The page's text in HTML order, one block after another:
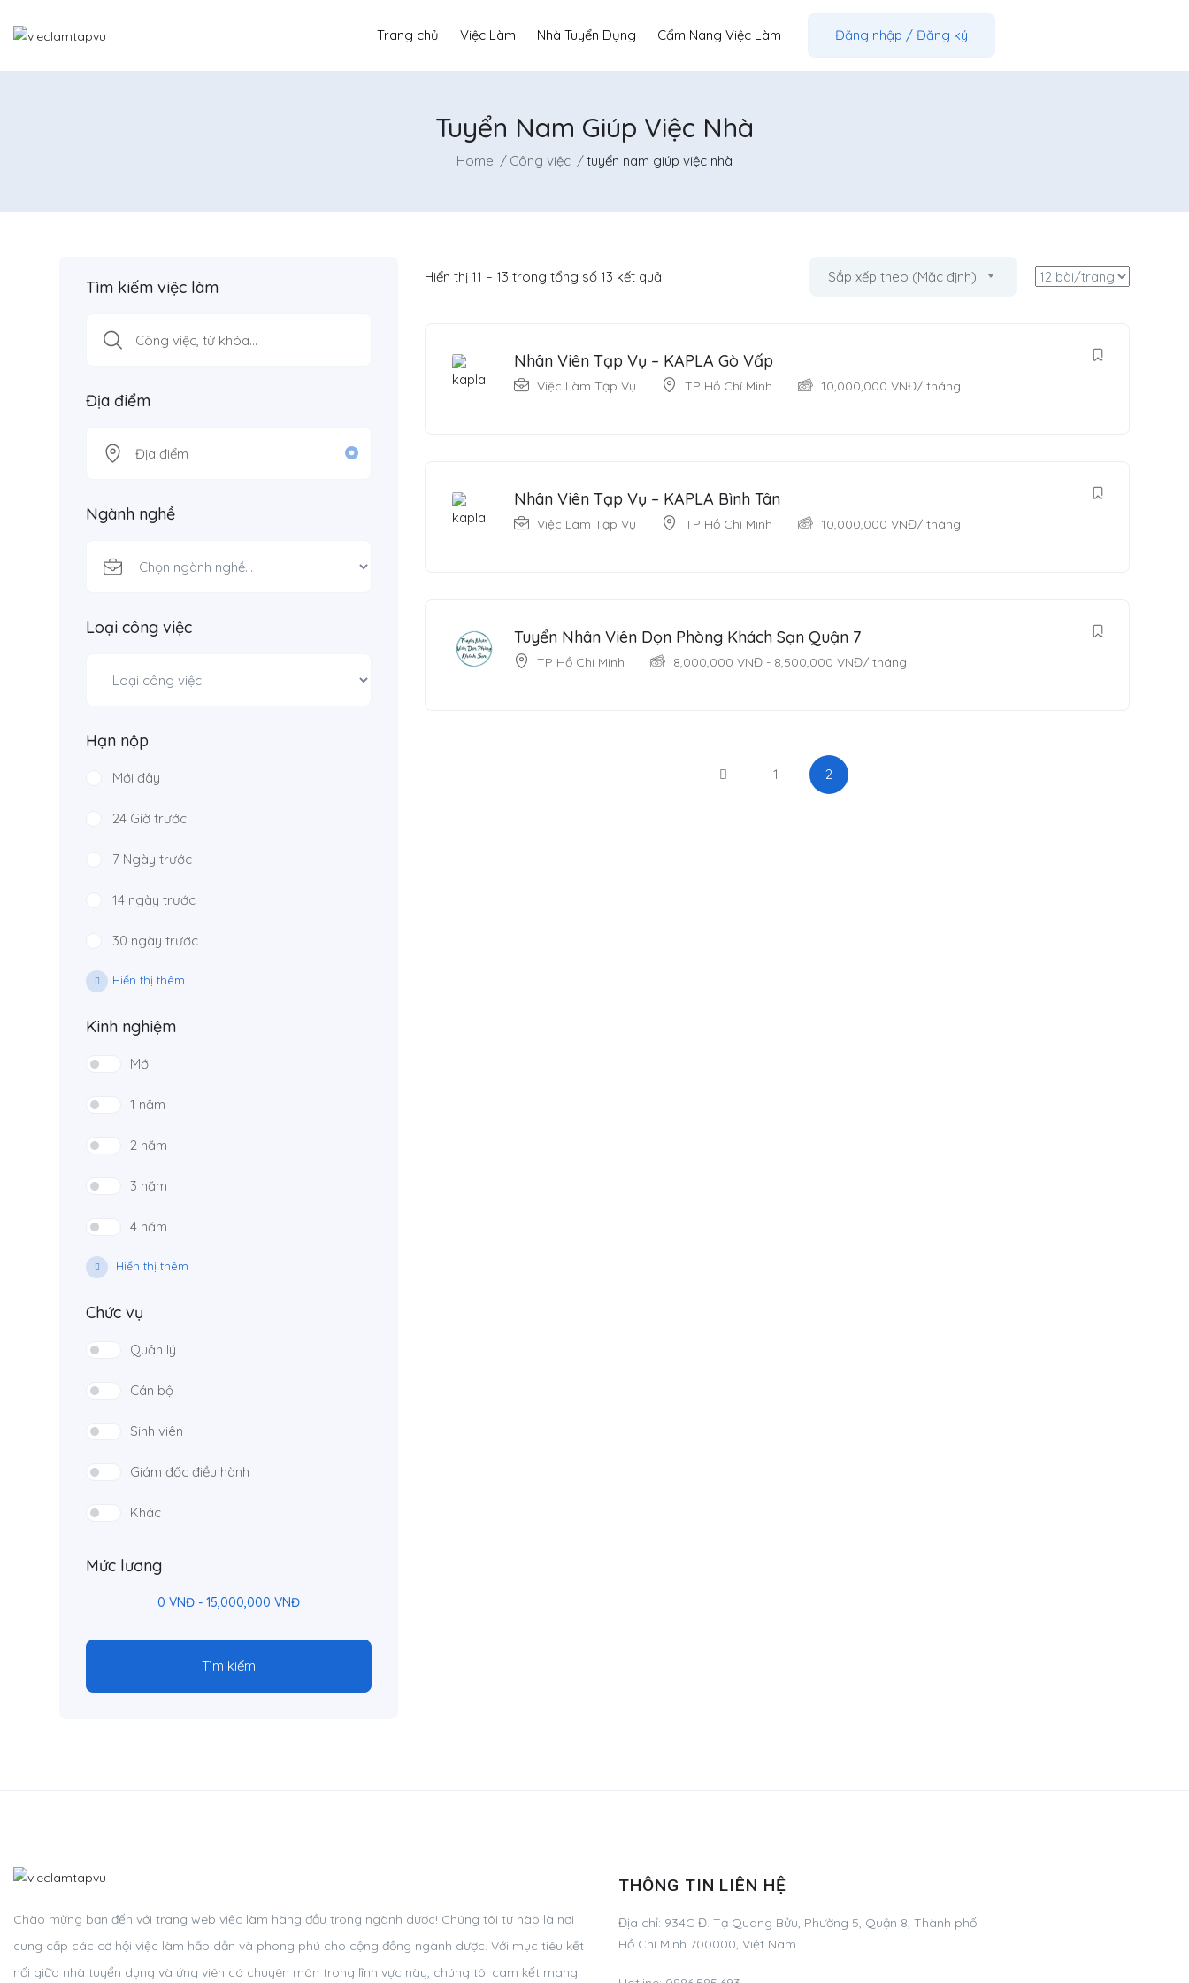
Trang chủ Việc Làm Nhà Tuyển Dụng Cẩm Nang Việc Làm Đăng nhập / Đăng ký
Tuyển Nam Giúp Việc Nhà
Home Công việc tuyển nam giúp việc nhà
Tìm kiếm việc làm
Địa điểm
Ngành nghề
Loại công việc
Hạn nộp
Mới đây
24 Giờ trước
7 Ngày trước
14 ngày trước
30 ngày trước
Hiển thị thêm
Kinh nghiệm
Mới
1 năm
2 năm
3 năm
4 năm
Hiển thị thêm
Chức vụ
Quản lý
Cán bộ
Sinh viên
Giám đốc điều hành
Khác
Mức lương
0 VNĐ - 15,000,000 VNĐ
Tìm kiếm
Hiển thị11 –13 trong tổng số 13 kết quả Sắp xếp theo (Mặc định)
Nhân Viên Tạp Vụ – KAPLA Gò Vấp
Việc Làm Tạp Vụ TP Hồ Chí Minh 10,000,000 VNĐ/ tháng
Nhân Viên Tạp Vụ – KAPLA Bình Tân
Việc Làm Tạp Vụ TP Hồ Chí Minh 10,000,000 VNĐ/ tháng
Tuyển Nhân Viên Dọn Phòng Khách Sạn Quận 7
TP Hồ Chí Minh 8,000,000 VNĐ - 8,500,000 VNĐ/ tháng
1 2
Chào mừng bạn đến với trang web việc làm hàng đầu trong ngành dược! Chúng tôi tự hào là nơi
cung cấp các cơ hội việc làm hấp dẫn và phong phú cho cộng đồng ngành dược. Với mục tiêu kết
nối giữa nhà tuyển dụng và ứng viên có chuyên môn trong lĩnh vực này, chúng tôi cam kết mang
THÔNG TIN LIÊN HỆ
Địa chỉ: 934C Đ. Tạ Quang Bửu, Phường 5, Quận 8, Thành phố
Hồ Chí Minh 700000, Việt Nam